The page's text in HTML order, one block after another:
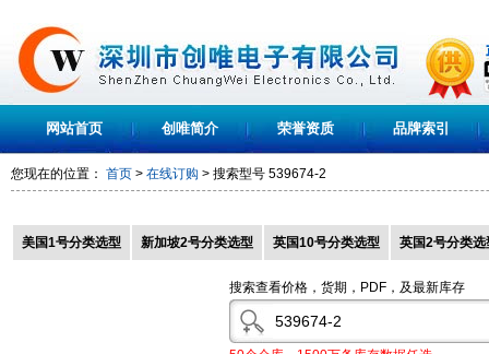
网站首页 创唯简介 荣誉资质 品牌索引
您现在的位置： 首页 > 在线订购 > 搜索型号 539674-2
美国1号分类选型 新加坡2号分类选型 英国10号分类选型 英国2号分类选
搜索查看价格，货期，PDF，及最新库存